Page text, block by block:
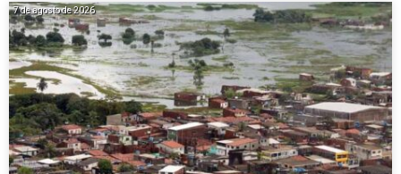
7 de agosto de 2026